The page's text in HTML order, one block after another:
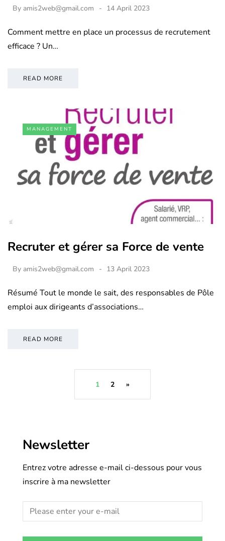
By amis2web@gmail.com 14 April 2023
Comment mettre en place un processus de recrutement
efficace ? Un…
READ MORE
MANAGEMENT
Recruter et gérer sa Force de vente
By amis2web@gmail.com 13 April 2023
Résumé Tout le monde le sait, des responsables de Pôle
emploi aux dirigeants d’associations…
READ MORE
1 2 »
Newsletter
Entrez votre adresse e-mail ci-dessous pour vous
inscrire à ma newsletter